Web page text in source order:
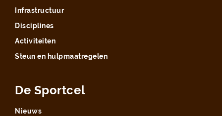
Infrastructuur
Disciplines
Activiteiten
Steun en hulpmaatregelen
De Sportcel
Nieuws